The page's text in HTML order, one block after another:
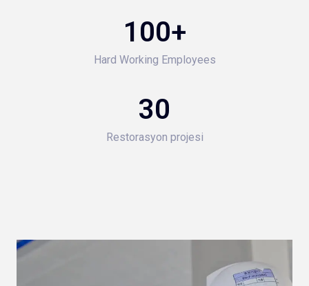
Hard Working Employees
100+
Restorasyon projesi
30